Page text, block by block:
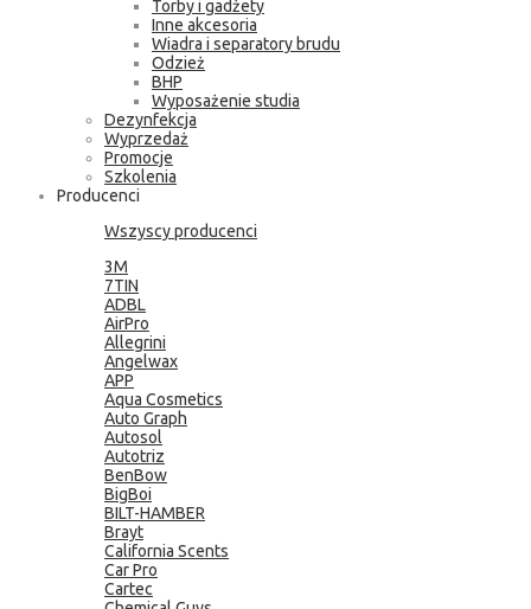
Torby i gadżety
Inne akcesoria
Wiadra i separatory brudu
Odzież
BHP
Wyposażenie studia
Dezynfekcja
Wyprzedaż
Promocje
Szkolenia
Producenci
Wszyscy producenci
3M
7TIN
ADBL
AirPro
Allegrini
Angelwax
APP
Aqua Cosmetics
Auto Graph
Autosol
Autotriz
BenBow
BigBoi
BILT-HAMBER
Brayt
California Scents
Car Pro
Cartec